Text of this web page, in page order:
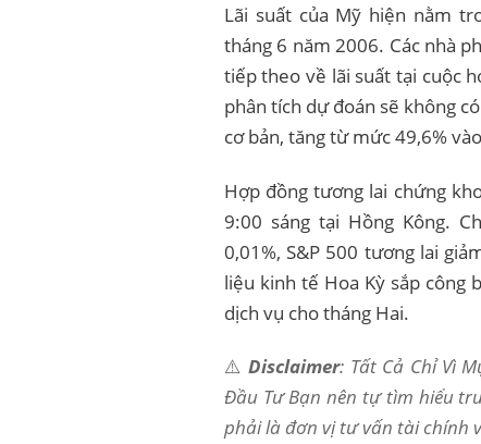
Lãi suất của Mỹ hiện nằm
tháng 6 năm 2006. Các nhà
tiếp theo về lãi suất tại cuộc
phân tích dự đoán sẽ không
cơ bản, tăng từ mức 49,6%
Hợp đồng tương lai chứng
9:00 sáng tại Hồng Kông.
0,01%, S&P 500 tương lai
liệu kinh tế Hoa Kỳ sắp công
dịch vụ cho tháng Hai.
⚠️Disclaimer: Tất Cả Chỉ Vì
Đầu Tư Bạn nên tự tìm hiểu
phải là đơn vị tư vấn tài chính